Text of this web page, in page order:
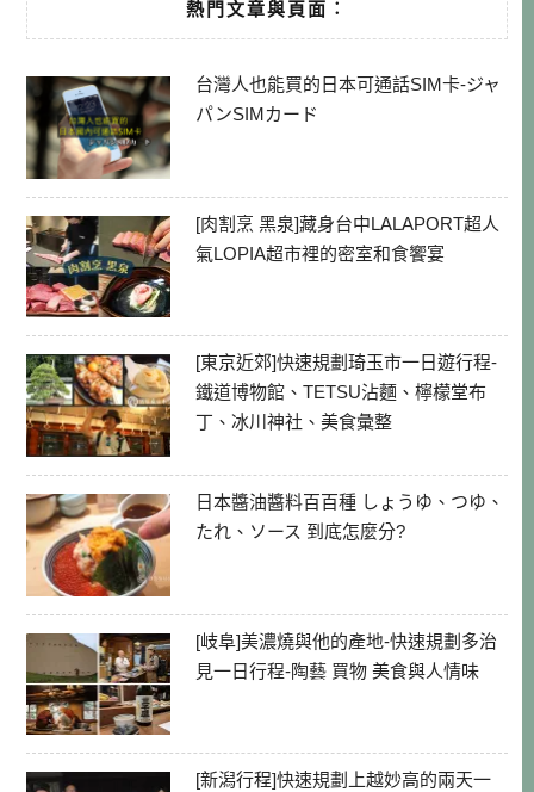
熱門文章與頁面︰
台灣人也能買的日本可通話SIM卡-ジャ
パンSIMカード
[肉割烹 黑泉]藏身台中LALAPORT超人
氣LOPIA超市裡的密室和食饗宴
[東京近郊]快速規劃琦玉市一日遊行程-
鐵道博物館、TETSU沾麵、檸檬堂布
丁、冰川神社、美食彙整
日本醬油醬料百百種 しょうゆ、つゆ、
たれ、ソース 到底怎麼分?
[岐阜]美濃燒與他的產地-快速規劃多治
見一日行程-陶藝 買物 美食與人情味
[新潟行程]快速規劃上越妙高的兩天一